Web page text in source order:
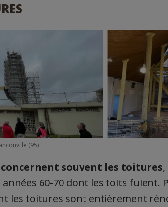
(95)
souvent les toitures
60-70 dont les toits fuient.
les toitures sont entièrement